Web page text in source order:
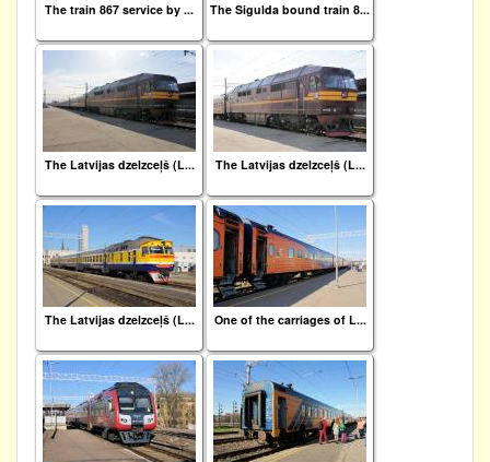
The train 867 service by ... The Sigulda bound train 8...
The Latvijas dzelzceļš (L... The Latvijas dzelzceļš (L...
The Latvijas dzelzceļš (L... One of the carriages of L...